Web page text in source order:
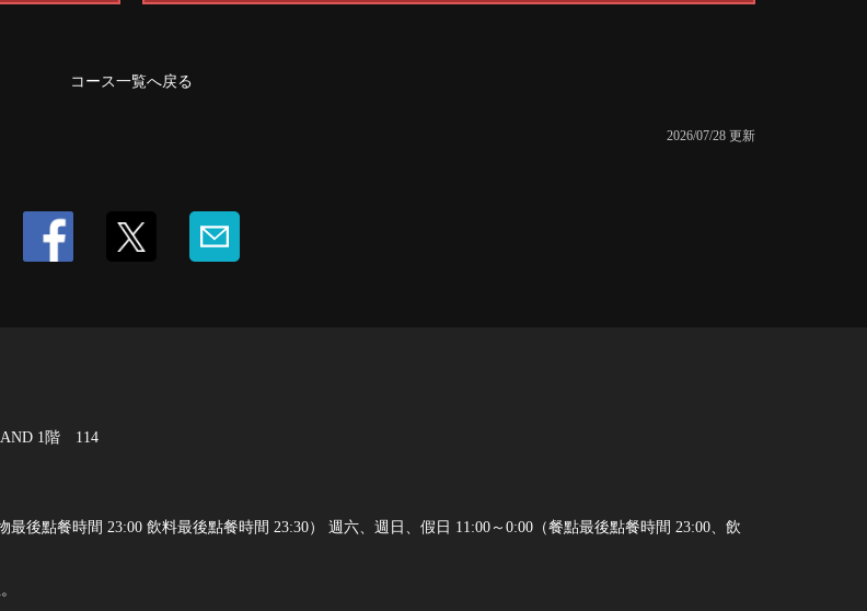
コース一覧へ戻る
2026/07/28 更新
1階 114
後點餐時間 23:00 飲料最後點餐時間 23:30） 週六、週日、假日 11:00～0:00（餐點最後點餐時間 23:00、飲